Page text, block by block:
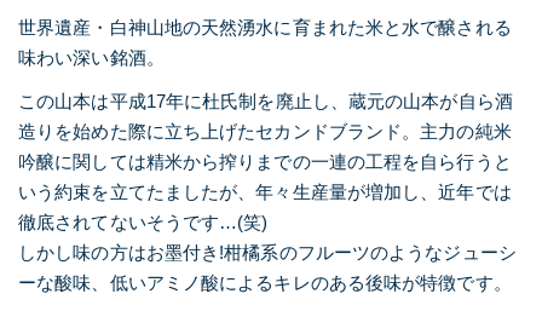
世界遺産・白神山地の天然湧水に育まれた米と水で醸される
味わい深い銘酒。
この山本は平成17年に杜氏制を廃止し、蔵元の山本が自ら酒
造りを始めた際に立ち上げたセカンドブランド。主力の純米
吟醸に関しては精米から搾りまでの一連の工程を自ら行うと
いう約束を立てたましたが、年々生産量が増加し、近年では
徹底されてないそうです…(笑)
しかし味の方はお墨付き!柑橘系のフルーツのようなジューシ
ーな酸味、低いアミノ酸によるキレのある後味が特徴です。